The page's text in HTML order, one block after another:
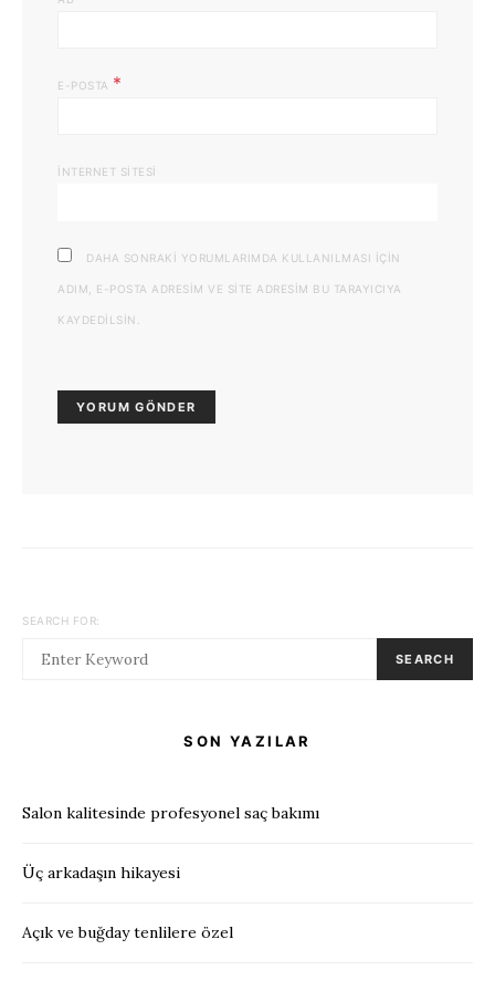
E-POSTA *
İNTERNET SITESI
DAHA SONRAKI YORUMLARIMDA KULLANILMASI IÇIN
ADIM, E-POSTA ADRESIM VE SITE ADRESIM BU TARAYICIYA
KAYDEDILSIN.
SEARCH FOR:
SEARCH
SON YAZILAR
Salon kalitesinde profesyonel saç bakımı
Üç arkadaşın hikayesi
Açık ve buğday tenlilere özel